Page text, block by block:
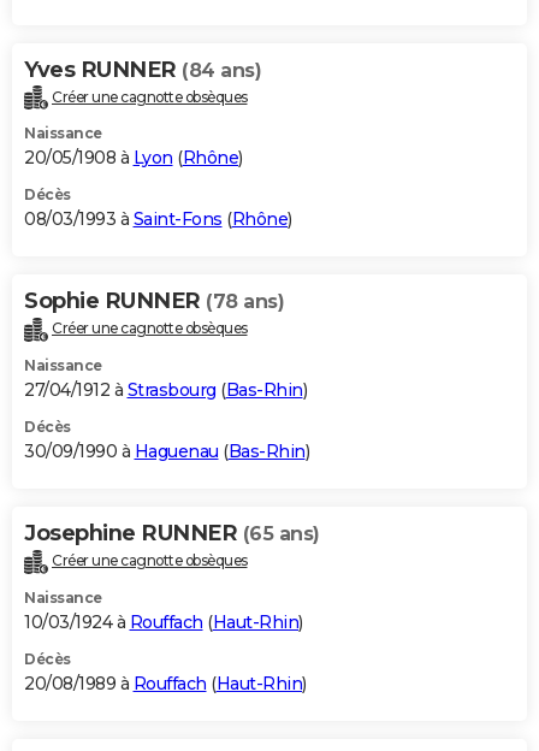
Yves RUNNER (84 ans)
Créer une cagnotte obsèques
Naissance
20/05/1908 à Lyon (Rhône)
Décès
08/03/1993 à Saint-Fons (Rhône)
Sophie RUNNER (78 ans)
Créer une cagnotte obsèques
Naissance
27/04/1912 à Strasbourg (Bas-Rhin)
Décès
30/09/1990 à Haguenau (Bas-Rhin)
Josephine RUNNER (65 ans)
Créer une cagnotte obsèques
Naissance
10/03/1924 à Rouffach (Haut-Rhin)
Décès
20/08/1989 à Rouffach (Haut-Rhin)